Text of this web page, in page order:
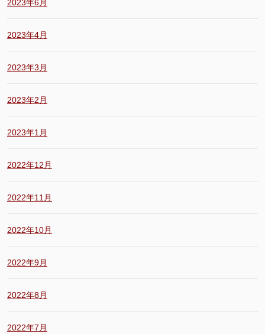
2023年6月
2023年4月
2023年3月
2023年2月
2023年1月
2022年12月
2022年11月
2022年10月
2022年9月
2022年8月
2022年7月